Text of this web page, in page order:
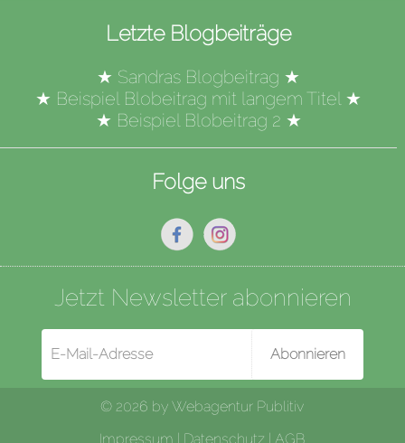
Letzte Blogbeiträge
★ Sandras Blogbeitrag ★
★ Beispiel Blobeitrag mit langem Titel★
★ Beispiel Blobeitrag 2 ★
Folge uns
Jetzt Newsletter abonnieren
Abonnieren
© 2026 byWebagentur Publitiv
Impressum | Datenschutz | AGB